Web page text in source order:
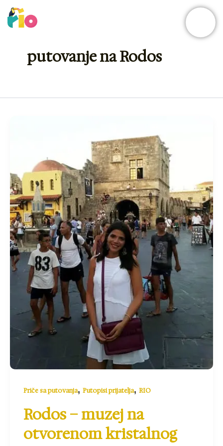
Skip
to
putovanje na Rodos
Priče sa putovanja, Putopisi prijatelja, RIO
Rodos – muzej na
otvorenom kristalnog